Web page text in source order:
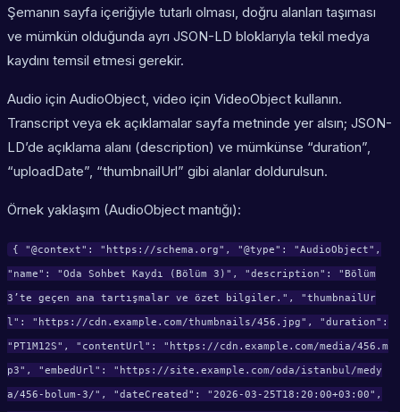
Şemanın sayfa içeriğiyle tutarlı olması, doğru alanları taşıması
ve mümkün olduğunda ayrı JSON-LD bloklarıyla tekil medya
kaydını temsil etmesi gerekir.
Audio için AudioObject, video için VideoObject kullanın.
Transcript veya ek açıklamalar sayfa metninde yer alsın; JSON-
LD’de açıklama alanı (description) ve mümkünse “duration”,
“uploadDate”, “thumbnailUrl” gibi alanlar doldurulsun.
Örnek yaklaşım (AudioObject mantığı):
{ "@context": "https://schema.org", "@type": "AudioObject",
"name": "Oda Sohbet Kaydı (Bölüm 3)", "description": "Bölüm
3’te geçen ana tartışmalar ve özet bilgiler.", "thumbnailUr
l": "https://cdn.example.com/thumbnails/456.jpg", "duration":
"PT1M12S", "contentUrl": "https://cdn.example.com/media/456.m
p3", "embedUrl": "https://site.example.com/oda/istanbul/medy
a/456-bolum-3/", "dateCreated": "2026-03-25T18:20:00+03:00",